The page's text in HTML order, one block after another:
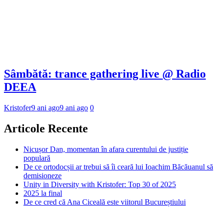
Sâmbătă: trance gathering live @ Radio
DEEA
Kristofer9 ani ago9 ani ago 0
Articole Recente
Nicușor Dan, momentan în afara curentului de justiție
populară
De ce ortodocșii ar trebui să îi ceară lui Ioachim Băcăuanul să
demisioneze
Unity in Diversity with Kristofer: Top 30 of 2025
2025 la final
De ce cred că Ana Ciceală este viitorul Bucureștiului